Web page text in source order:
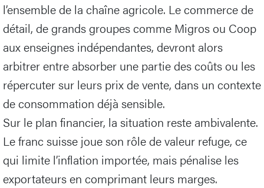
l’ensemble de la chaîne agricole. Le commerce de
détail, de grands groupes comme Migros ou Coop
aux enseignes indépendantes, devront alors
arbitrer entre absorber une partie des coûts ou les
répercuter sur leurs prix de vente, dans un contexte
de consommation déjà sensible.
Sur le plan financier, la situation reste ambivalente.
Le franc suisse joue son rôle de valeur refuge, ce
qui limite l’inflation importée, mais pénalise les
exportateurs en comprimant leurs marges.